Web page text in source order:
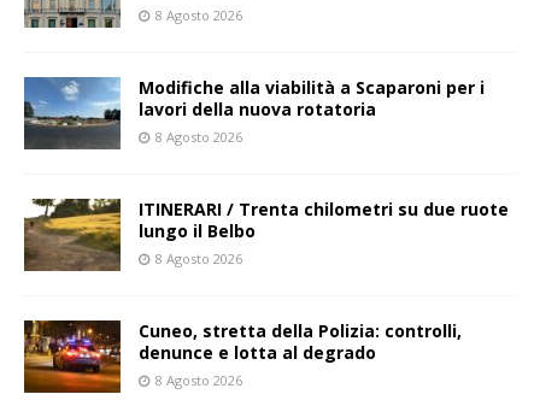
8 Agosto 2026
Modifiche alla viabilità a Scaparoni per i
lavori della nuova rotatoria
8 Agosto 2026
ITINERARI / Trenta chilometri su due ruote
lungo il Belbo
8 Agosto 2026
Cuneo, stretta della Polizia: controlli,
denunce e lotta al degrado
8 Agosto 2026